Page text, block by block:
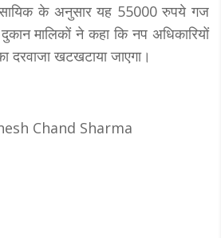
के अनुसार यह 55000 रुपये गज
मालिकों ने कहा कि नप अधिकारियों
दरवाजा खटखटाया जाएगा।
Chand Sharma